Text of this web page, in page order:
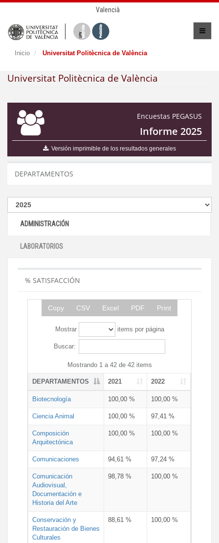
Valencià
Inicio Universitat Politècnica de València
Universitat Politècnica de València
Encuestas PEGASUS
Informe 2025
Versión imprimible de los resultados generales
DEPARTAMENTOS
ADMINISTRACIÓN
LABORATORIOS
% SATISFACCIÓN
Copy CSV Excel PDF Print
Mostrar items por página
Buscar:
Mostrando 1 a 42 de 42 items
DEPARTAMENTOS 2021 2022
Biotecnología 100,00 % 100,00 %
Ciencia Animal 100,00 % 97,41 %
Composición
Arquitectónica
100,00 % 100,00 %
Comunicaciones 94,61 % 97,24 %
Comunicación
Audiovisual,
Documentación e
Historia del Arte
98,78 % 100,00 %
Conservación y
Restauración de Bienes
Culturales
88,61 % 100,00 %